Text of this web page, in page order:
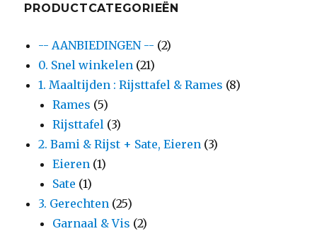
PRODUCTCATEGORIEËN
-- AANBIEDINGEN -- (2)
0. Snel winkelen (21)
1. Maaltijden : Rijsttafel & Rames (8)
Rames (5)
Rijsttafel (3)
2. Bami & Rijst + Sate, Eieren (3)
Eieren (1)
Sate (1)
3. Gerechten (25)
Garnaal & Vis (2)